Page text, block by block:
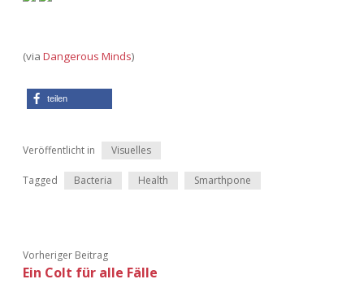
(via Dangerous Minds)
teilen
Veröffentlicht in Visuelles
Tagged Bacteria Health Smarthpone
Vorheriger Beitrag
Ein Colt für alle Fälle